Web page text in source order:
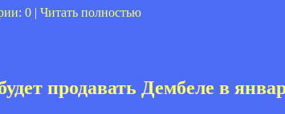
0 | Читать полностью
продавать Дембеле в